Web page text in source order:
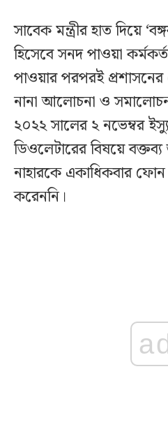
সাবেক মন্ত্রীর হাত দিয়ে
হিসেবে সনদ পাওয়া
পাওয়ার পরপরই
নানা আলোচনা ও
২০২২ সালের ২ নভেম্বর
ডিওলেটারের বিষয়ে
নাহারকে একাধিকবার
করেননি।